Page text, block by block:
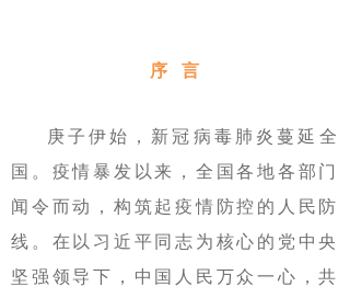
序 言
庚子伊始，新冠病毒肺炎蔓延全
国。疫情暴发以来，全国各地各部门
闻令而动，构筑起疫情防控的人民防
线。在以习近平同志为核心的党中央
坚强领导下，中国人民万众一心，共